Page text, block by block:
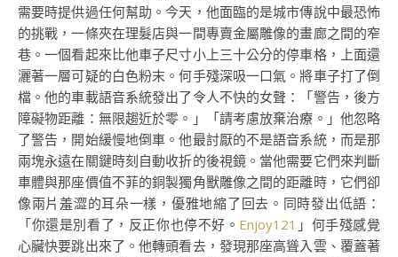
需要時提供過任何幫助。今天，他面臨的是城市傳說中最恐怖
的挑戰，一條夾在理髮店與一間專賣金屬雕像的畫廊之間的窄
巷。一個看起來比他車子尺寸小上三十公分的停車格，上面還
灑著一層可疑的白色粉末。何手殘深吸一口氣。將車子打了倒
檔。他的車載語音系統發出了令人不快的女聲：「警告，後方
障礙物距離：無限趨近於零。」「請考慮放棄治療。」他忽略
了警告，開始緩慢地倒車。他最討厭的不是語音系統，而是那
兩塊永遠在關鍵時刻自動收折的後視鏡。當他需要它們來判斷
車體與那座價值不菲的銅製獨角獸雕像之間的距離時，它們卻
像兩片羞澀的耳朵一樣，優雅地縮了回去。同時發出低語：
「你還是別看了，反正你也停不好。 Enjoy121 」何手殘感覺
心臟快要跳出來了。他轉頭看去，發現那座高聳入雲、覆蓋著